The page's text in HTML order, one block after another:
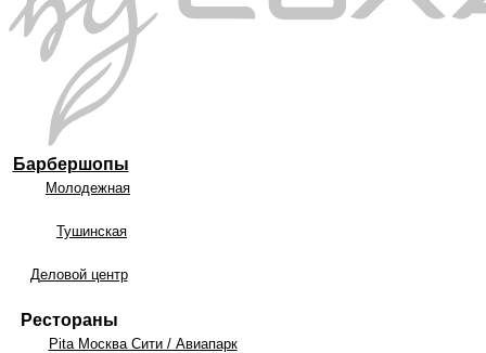
Барбершопы
Молодежная
Тушинская
Деловой центр
Рестораны
Pita Москва Сити / Авиапарк